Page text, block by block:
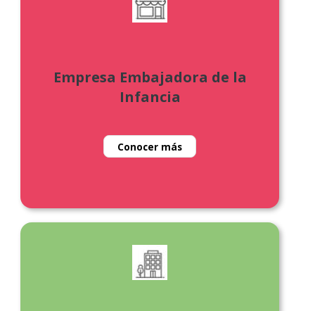
Empresa Embajadora de la
Infancia
Conocer más